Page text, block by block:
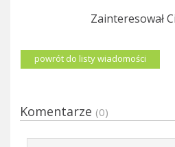
Zainteresował
powrót do listy wiadomości
Komentarze (0)